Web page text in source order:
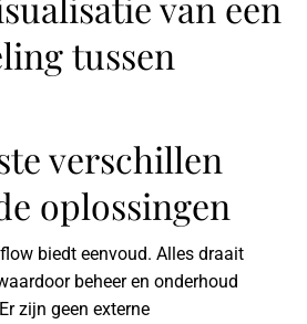
verschillen
oplossingen
biedt eenvoud. Alles draait
beheer en onderhoud
zijn geen externe